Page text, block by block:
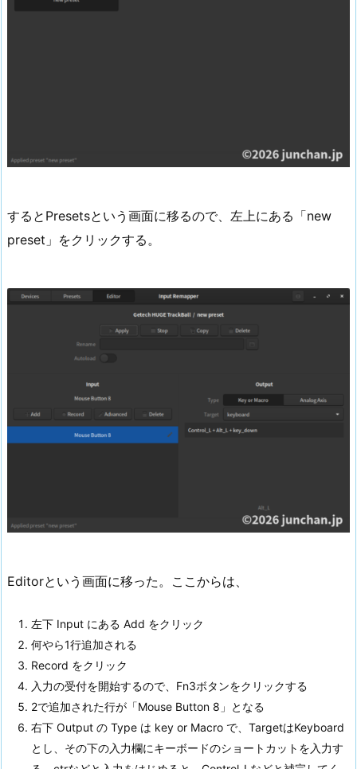
するとPresetsという画面に移るので、左上にある「new
preset」をクリックする。
Editorという画面に移った。ここからは、
左下 Input にある Add をクリック
何やら1行追加される
Record をクリック
入力の受付を開始するので、Fn3ボタンをクリックする
2で追加された行が「Mouse Button 8」となる
右下 Output の Type は key or Macro で、TargetはKeyboard
とし、その下の入力欄にキーボードのショートカットを入力す